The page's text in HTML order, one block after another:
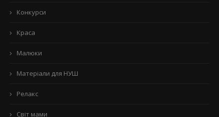
Конкурси
Краса
Малюки
Матеріали для НУШ
Релакс
Світ мами